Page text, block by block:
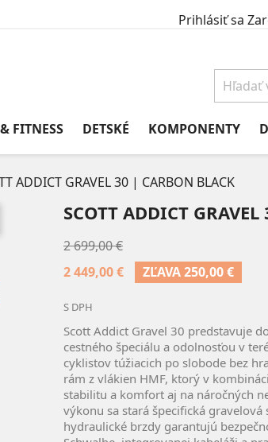
Prihlásiť sa
FITNESS DETSKÉ KOMPONENTY
ADDICT GRAVEL 30 | CARBON BLACK
SCOTT ADDICT
2 699,00 €
2 449,00 €
ZĽAVA 250,00 €
S DPH
Scott Addict Gravel 30 predstavuje
cestného špeciálu a odolnosťou v
cyklistov túžiacich po slobode bez
rám z vlákien HMF, ktorý v
stabilitu a komfort aj na náročných
výkonu sa stará špecifická gravelová
hydraulické brzdy garantujú